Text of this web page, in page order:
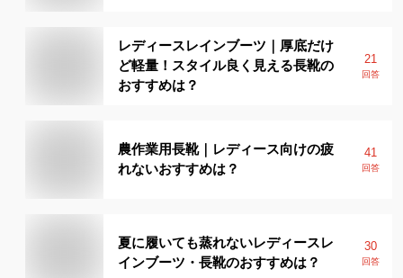
レディースレインブーツ｜厚底だけ
ど軽量！スタイル良く見える長靴の
おすすめは？
21
回答
農作業用長靴｜レディース向けの疲
れないおすすめは？
41
回答
夏に履いても蒸れないレディースレ
インブーツ・長靴のおすすめは？
30
回答